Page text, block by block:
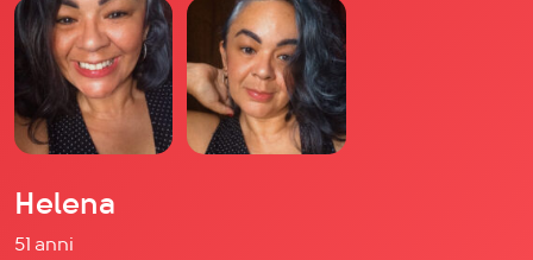
Instagram
TikTok
Helena
51 anni